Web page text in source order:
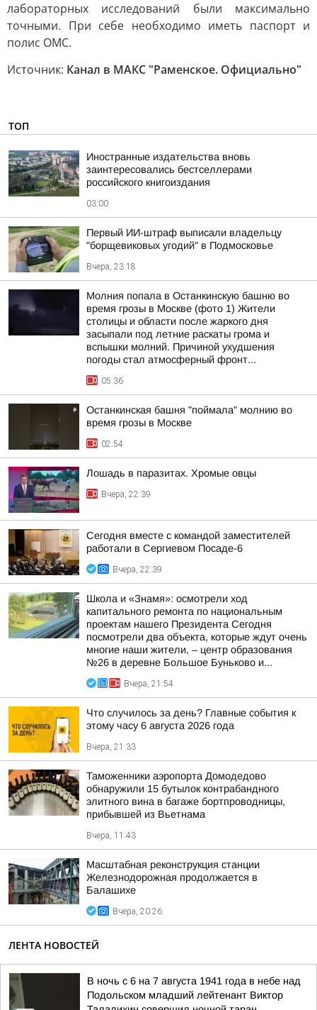
лабораторных исследований были максимально
точными. При себе необходимо иметь паспорт и
полис ОМС.
Источник: Канал в МАКС "Раменское. Официально"
ТОП
Иностранные издательства вновь
заинтересовались бестселлерами
российского книгоиздания
03:00
Первый ИИ-штраф выписали владельцу
"борщевиковых угодий" в Подмосковье
Вчера, 23:18
Молния попала в Останкинскую башню во
время грозы в Москве (фото 1) Жители
столицы и области после жаркого дня
засыпали под летние раскаты грома и
вспышки молний. Причиной ухудшения
погоды стал атмосферный фронт...
05:36
Останкинская башня "поймала" молнию во
время грозы в Москве
02:54
Лошадь в паразитах. Хромые овцы
Вчера, 22:39
Сегодня вместе с командой заместителей
работали в Сергиевом Посаде-6
Вчера, 22:39
Школа и «Знамя»: осмотрели ход
капитального ремонта по национальным
проектам нашего Президента Сегодня
посмотрели два объекта, которые ждут очень
многие наши жители, – центр образования
№26 в деревне Большое Буньково и...
Вчера, 21:54
Что случилось за день? Главные события к
этому часу 6 августа 2026 года
Вчера, 21:33
Таможенники аэропорта Домодедово
обнаружили 15 бутылок контрабандного
элитного вина в багаже бортпроводницы,
прибывшей из Вьетнама
Вчера, 11:43
Масштабная реконструкция станции
Железнодорожная продолжается в
Балашихе
Вчера, 20:26
ЛЕНТА НОВОСТЕЙ
В ночь с 6 на 7 августа 1941 года в небе над
Подольском младший лейтенант Виктор